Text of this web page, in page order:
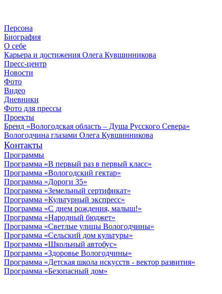
Персона
Биография
О себе
Карьера и достижения Олега Кувшинникова
Пресс-центр
Новости
Фото
Видео
Дневники
Фото для прессы
Проекты
Бренд «Вологодская область – Душа Русского Севера»
Вологодчина глазами Олега Кувшинникова
Контакты
Программы
Программа «В первый раз в первый класс»
Программа «Вологодский гектар»
Программа «Дороги 35»
Программа «Земельный сертификат»
Программа «Культурный экспресс»
Программа «С днем рождения, малыш!»
Программа «Народный бюджет»
Программа «Светлые улицы Вологодчины»
Программа «Сельский дом культуры»
Программа «Школьный автобус»
Программа «Здоровье Вологодчины»
Программа «Детская школа искусств - вектор развития»
Программа «Безопасный дом»